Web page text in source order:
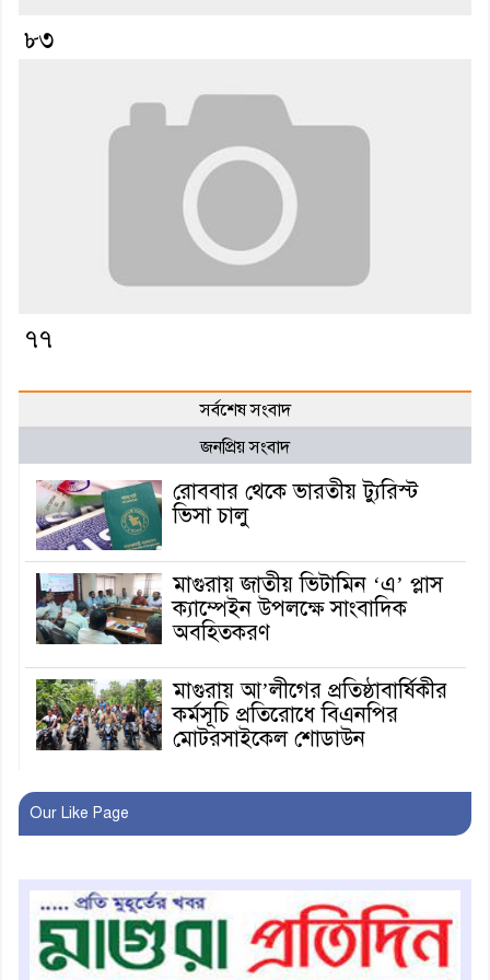
৮৩
৭৭
সর্বশেষ সংবাদ
জনপ্রিয় সংবাদ
রোববার থেকে ভারতীয় ট্যুরিস্ট
ভিসা চালু
মাগুরায় জাতীয় ভিটামিন ‘এ’ প্লাস
ক্যাম্পেইন উপলক্ষে সাংবাদিক
অবহিতকরণ
মাগুরায় আ’লীগের প্রতিষ্ঠাবার্ষিকীর
কর্মসূচি প্রতিরোধে বিএনপির
মোটরসাইকেল শোডাউন
খুব শিঘ্রই কর্মস্থলে ফিরবেন
মহম্মদপুর থানার ওসিকে ক্লোজ
Our Like Page